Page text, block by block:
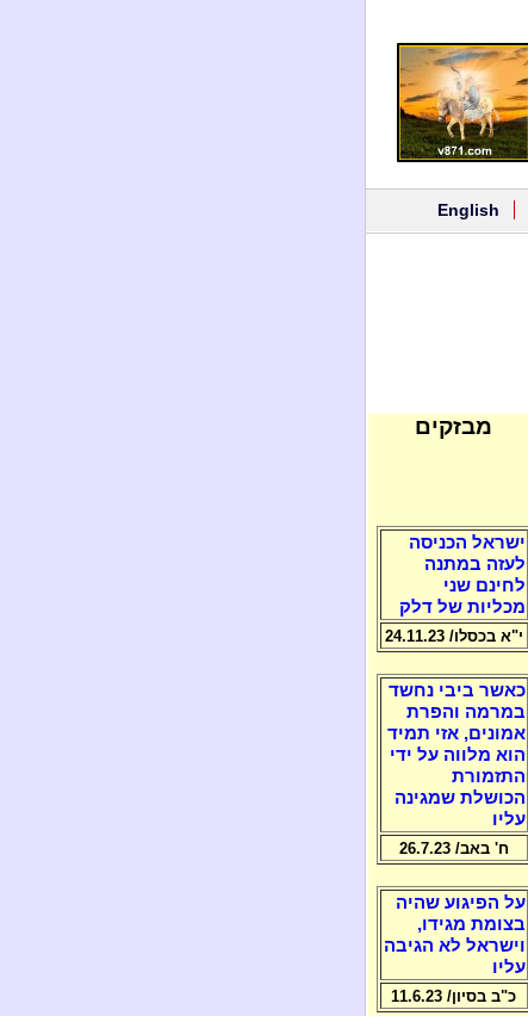
English
מבזקים
ישראל הכניסה
לעזה במתנה
לחינם שני
מכליות של דלק
י"א בכסלו/ 24.11.23
כאשר ביבי נחשד
במרמה והפרת
אמונים, אזי תמיד
הוא מלווה על ידי
התזמורת
הכושלת שמגינה
עליו
ח' באב/ 26.7.23
על הפיגוע שהיה
בצומת מגידו,
וישראל לא הגיבה
עליו
כ"ב בסיון/ 11.6.23